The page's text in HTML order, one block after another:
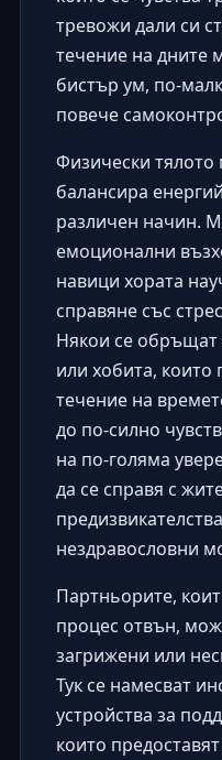
тревожи дали си
течение на дните
бистър ум, по-
повече
Физически тялото
балансира
различен начин.
емоционални
навици хората
справяне със
Някои се
или хобита, които
течение на
до по-силно
на по-голяма
да се справя с
нездравословни
Партньорите,
процес отвън,
загрижени или
Тук се намесват
устройства за
които